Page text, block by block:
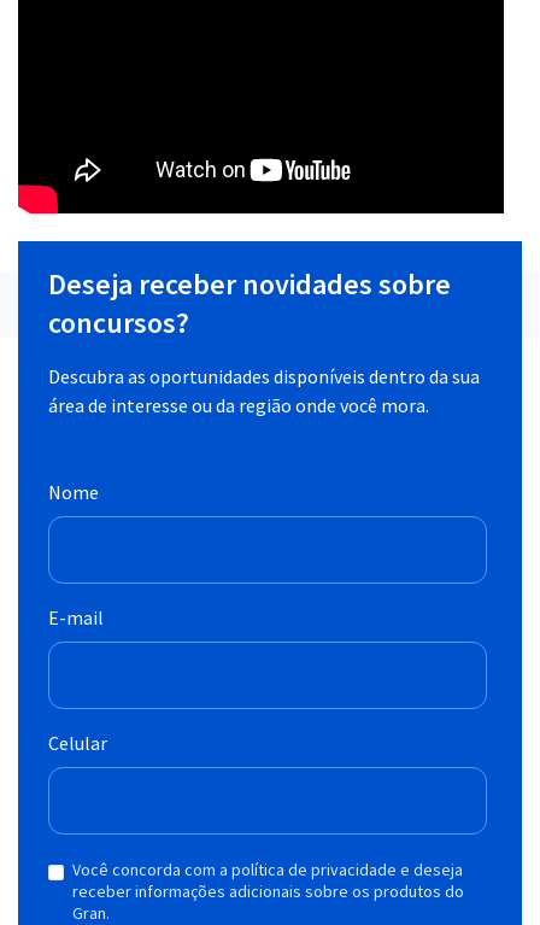
Deseja receber novidades sobre
concursos?
Descubra as oportunidades disponíveis dentro da sua
área de interesse ou da região onde você mora.
Nome
E-mail
Celular
Você concorda com a política de privacidade e deseja
receber informações adicionais sobre os produtos do
Gran.